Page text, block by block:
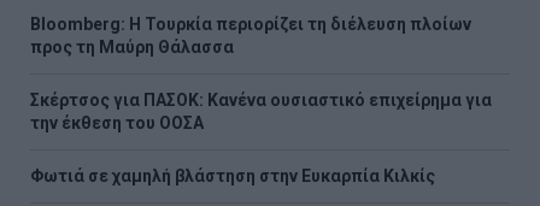
Bloomberg: Η Τουρκία περιορίζει τη διέλευση πλοίων
προς τη Μαύρη Θάλασσα
Σκέρτσος για ΠΑΣΟΚ: Κανένα ουσιαστικό επιχείρημα για
την έκθεση του ΟΟΣΑ
Φωτιά σε χαμηλή βλάστηση στην Ευκαρπία Κιλκίς